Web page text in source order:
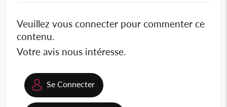
Veuillez vous connecter pour commenter ce
contenu.
Votre avis nous intéresse.
Se Connecter